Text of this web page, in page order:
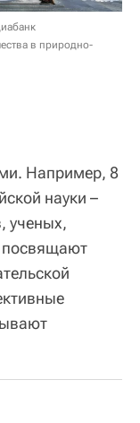
в природно-
Например, 8
науки –
ученых,
посвящают